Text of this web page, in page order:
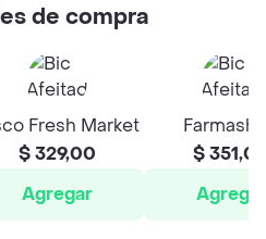
de compra
Fresh Market
$ 329,00
Agregar
$
Agregar